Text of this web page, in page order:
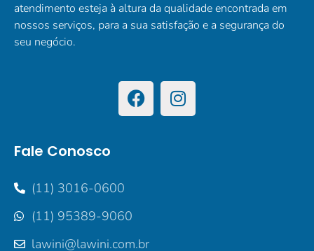
atendimento esteja à altura da qualidade encontrada em
nossos serviços, para a sua satisfação e a segurança do
seu negócio.
Fale Conosco
(11) 3016-0600
(11) 95389-9060
lawini@lawini.com.br